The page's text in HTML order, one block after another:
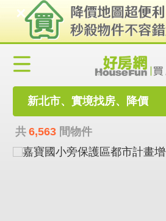
新北市、實境找房、降價
共 6,563 間物件